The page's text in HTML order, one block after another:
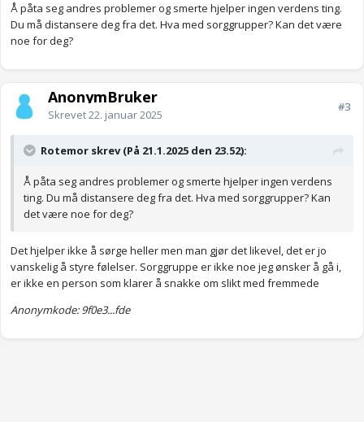
Å påta seg andres problemer og smerte hjelper ingen verdens ting.
Du må distansere deg fra det. Hva med sorggrupper? Kan det være
noe for deg?
AnonymBruker
Skrevet22. januar 2025
#3
Rotemor skrev (På 21.1.2025 den 23.52):
Å påta seg andres problemer og smerte hjelper ingen verdens
ting. Du må distansere deg fra det. Hva med sorggrupper? Kan
det være noe for deg?
Det hjelper ikke å sørge heller men man gjør det likevel, det er jo
vanskelig å styre følelser. Sorggruppe er ikke noe jeg ønsker å gå i,
er ikke en person som klarer å snakke om slikt med fremmede
Anonymkode: 9f0e3...fde